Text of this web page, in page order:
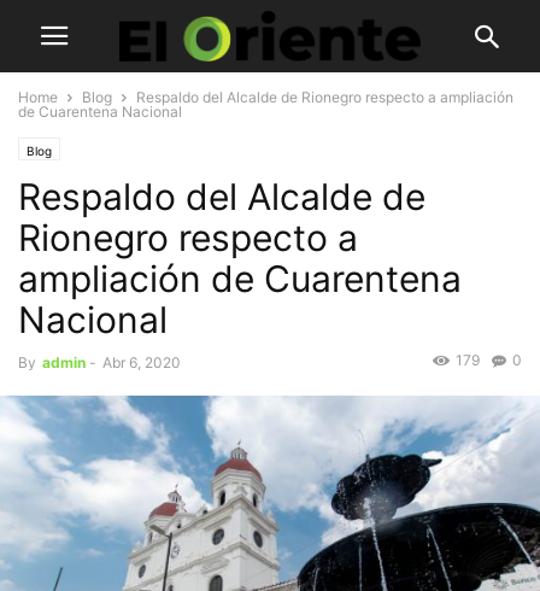
Home Blog
Respaldo del Alcalde de Rionegro respecto a ampliación
de Cuarentena Nacional
Blog
Respaldo del Alcalde de
Rionegro respecto a
ampliación de Cuarentena
Nacional
By admin - Abr 6, 2020 0
179